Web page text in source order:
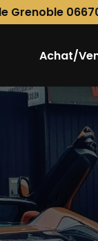
Grenoble
Achat/